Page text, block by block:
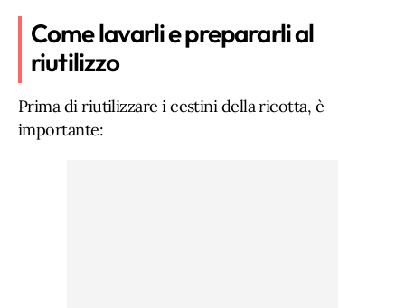
Come lavarli e prepararli al
riutilizzo
Prima di riutilizzare i cestini della ricotta, è
importante: